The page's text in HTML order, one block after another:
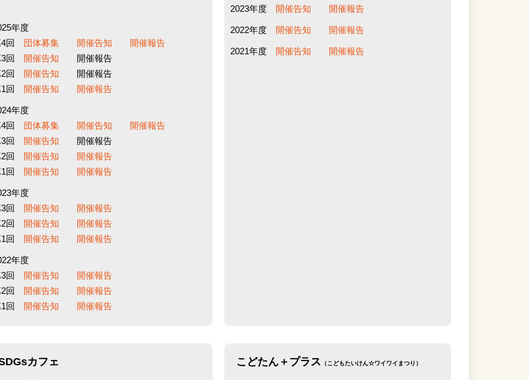
年度
4回 団体募集 開催告知
開催報告
3回 開催告知 開催報告
2回 開催告知 開催報告
1回 開催告知 開催報告
年度
4回 団体募集 開催告知
開催報告
3回 開催告知 開催報告
2回 開催告知
開催報告
1回 開催告知 開催報告
年度
3回 開催告知
開催報告
2回 開催告知
開催報告
1回 開催告知 開催報告
年度
3回 開催告知
開催報告
2回 開催告知
開催報告
1回 開催告知 開催報告
2023年度 開催告知 開催報告
2022年度 開催告知 開催報告
2021年度 開催告知 開催報告
カフェ こどたん＋プラス （こどもたいけん☆ワイワイまつり）